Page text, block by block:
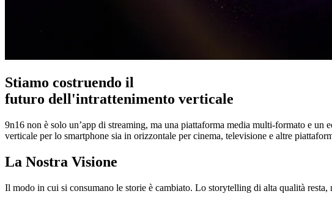
Stiamo costruendo il
futuro dell'intrattenimento verticale
9n16 non è solo un’app di streaming, ma una piattaforma media multi-formato e
verticale per lo smartphone sia in orizzontale per cinema, televisione e altre
La Nostra Visione
Il modo in cui si consumano le storie è cambiato. Lo storytelling di alta qualità